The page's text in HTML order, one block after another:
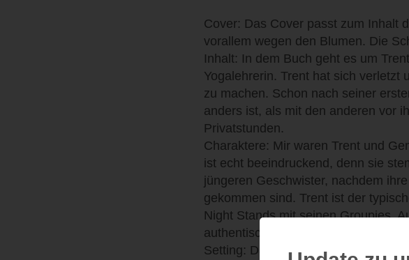
Cover: Das Cover passt zum Inhalt
vorallem wegen den Blumen. Die
Inhalt: In dem Buch geht es um
Yogalehrerin. Trent hat sich verletzt
zu machen. Schon nach seiner
anders ist, als mit den anderen vor
Privatstunden.
Charaktere: Mir waren Trent und
ist echt beeindruckend, denn sie
jüngeren Geschwister, nachdem
gekommen sind. Trent ist der
Night Stands mit seinen Groupies.
authentisch rüber.
Setting: Das Setting im sonnigen